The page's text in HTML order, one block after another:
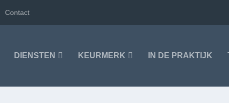
Contact
DIENSTEN KEURMERK IN DE PRAKTIJK